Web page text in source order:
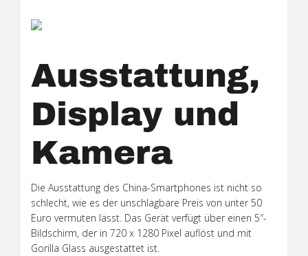
Ausstattung,
Display und
Kamera
Die Ausstattung des China-Smartphones ist nicht so
schlecht, wie es der unschlagbare Preis von unter 50
Euro vermuten lässt. Das Gerät verfügt über einen 5″-
Bildschirm, der in 720 x 1280 Pixel auflöst und mit
Gorilla Glass ausgestattet ist.